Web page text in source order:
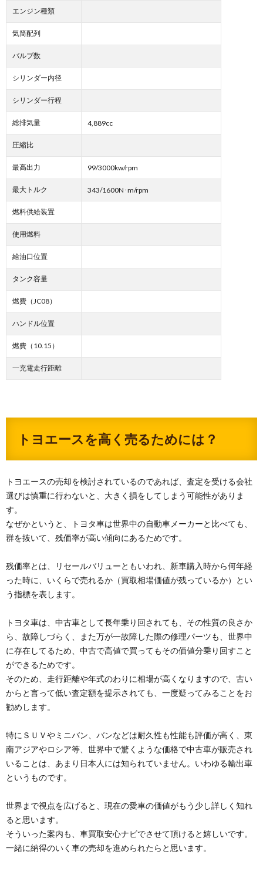
エンジン種類
気筒配列
バルブ数
シリンダー内径
シリンダー行程
総排気量 4,889cc
圧縮比
最高出力 99/3000kw/rpm
最大トルク 343/1600N･m/rpm
燃料供給装置
使用燃料
給油口位置
タンク容量
燃費（JC08）
ハンドル位置
燃費（10.15）
一充電走行距離
トヨエースを高く売るためには？
トヨエースの売却を検討されているのであれば、査定を受ける会社
選びは慎重に行わないと、大きく損をしてしまう可能性がありま
す。
なぜかというと、トヨタ車は世界中の自動車メーカーと比べても、
群を抜いて、残価率が高い傾向にあるためです。
残価率とは、リセールバリューともいわれ、新車購入時から何年経
った時に、いくらで売れるか（買取相場価値が残っているか）とい
う指標を表します。
トヨタ車は、中古車として長年乗り回されても、その性質の良さか
ら、故障しづらく、また万が一故障した際の修理パーツも、世界中
に存在してるため、中古で高値で買ってもその価値分乗り回すこと
ができるためです。
そのため、走行距離や年式のわりに相場が高くなりますので、古い
からと言って低い査定額を提示されても、一度疑ってみることをお
勧めします。
特にＳＵＶやミニバン、バンなどは耐久性も性能も評価が高く、東
南アジアやロシア等、世界中で驚くような価格で中古車が販売され
いることは、あまり日本人には知られていません。いわゆる輸出車
というものです。
世界まで視点を広げると、現在の愛車の価値がもう少し詳しく知れ
ると思います。
そういった案内も、車買取安心ナビでさせて頂けると嬉しいです。
一緒に納得のいく車の売却を進められたらと思います。